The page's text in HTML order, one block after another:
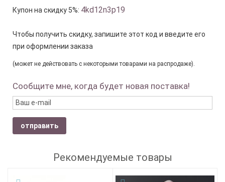
Купон на скидку 5%: 4kd12n3p19
Чтобы получить скидку, запишите этот код и введите его
при оформлении заказа
(может не действовать с некоторыми товарами на распродаже).
Сообщите мне, когда будет новая поставка!
отправить
Рекомендуемые товары